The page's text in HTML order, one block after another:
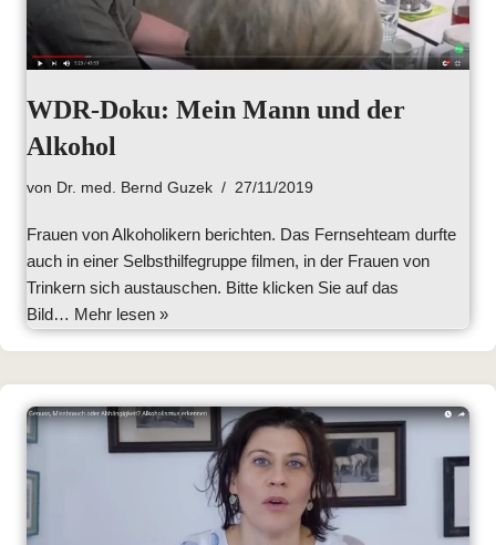
WDR-Doku: Mein Mann und der
Alkohol
von Dr. med. Bernd Guzek 27/11/2019
Frauen von Alkoholikern berichten. Das Fernsehteam durfte
auch in einer Selbsthilfegruppe filmen, in der Frauen von
Trinkern sich austauschen. Bitte klicken Sie auf das
Bild… Mehr lesen »